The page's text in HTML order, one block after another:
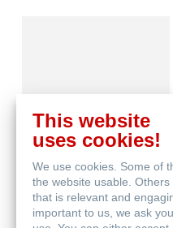
This website
uses cookies!
We use cookies. Some of
the website usable.
that is relevant and
important to us, we ask